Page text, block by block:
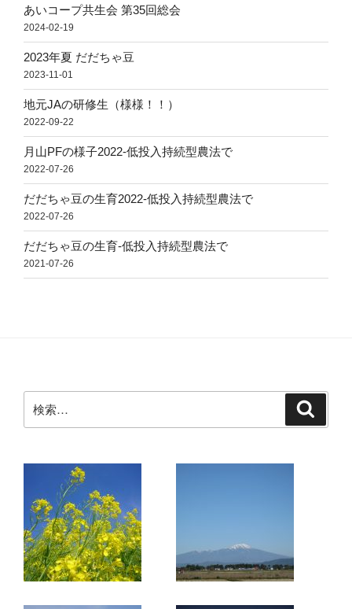
あいコープ共生会 第35回総会
2024-02-19
2023年夏 だだちゃ豆
2023-11-01
地元JAの研修生（様様！！）
2022-09-22
月山PFの様子2022-低投入持続型農法で
2022-07-26
だだちゃ豆の生育2022-低投入持続型農法で
2022-07-26
だだちゃ豆の生育-低投入持続型農法で
2021-07-26
索: